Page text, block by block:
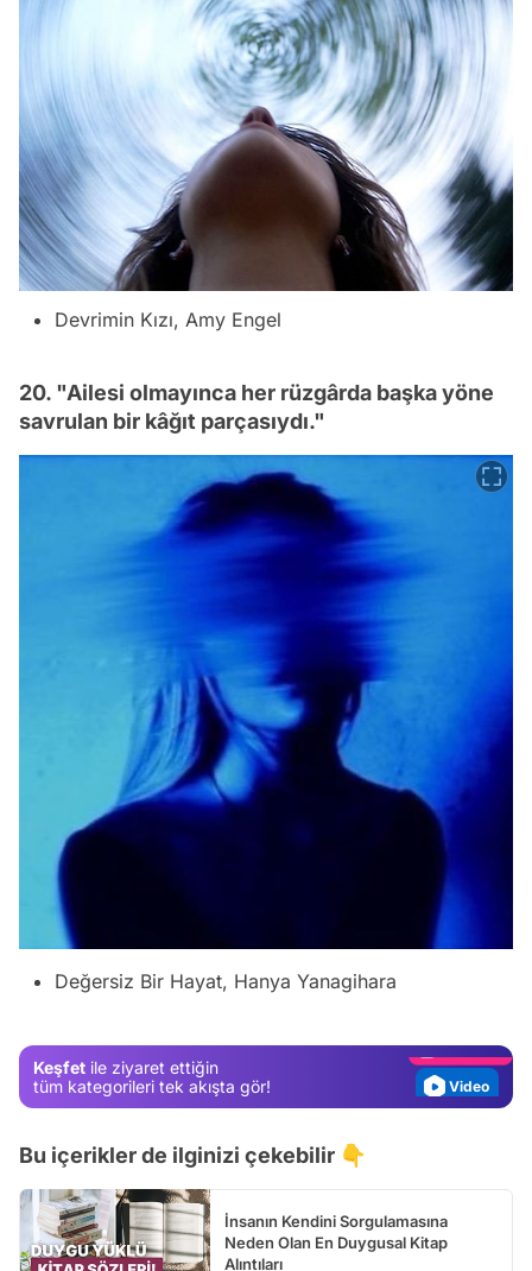
Devrimin Kızı, Amy Engel
20. "Ailesi olmayınca her rüzgârda başka yöne
savrulan bir kâğıt parçasıydı."
Değersiz Bir Hayat, Hanya Yanagihara
Keşfet ile ziyaret ettiğin
tüm kategorileri tek akışta gör!
Video
Bu içerikler de ilginizi çekebilir 👇
İnsanın Kendini Sorgulamasına
Neden Olan En Duygusal Kitap
Alıntıları